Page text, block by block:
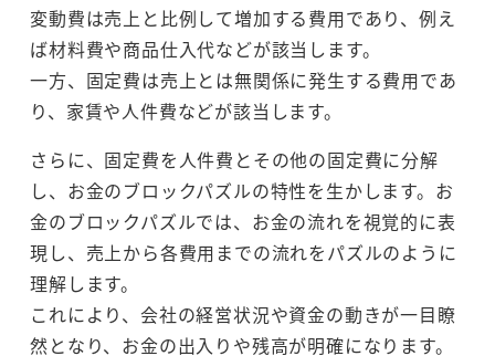
変動費は売上と比例して増加する費用であり、例え
ば材料費や商品仕入代などが該当します。
一方、固定費は売上とは無関係に発生する費用であ
り、家賃や人件費などが該当します。
さらに、固定費を人件費とその他の固定費に分解
し、お金のブロックパズルの特性を生かします。お
金のブロックパズルでは、お金の流れを視覚的に表
現し、売上から各費用までの流れをパズルのように
理解します。
これにより、会社の経営状況や資金の動きが一目瞭
然となり、お金の出入りや残高が明確になります。